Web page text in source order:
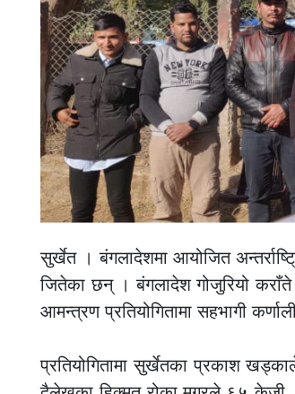
सुर्खेत । बंगलादेशमा आयोजित
जितेका छन् । बंगलादेश गोजुरियो
आमन्त्रण प्रतियोगितामा सहभागी
प्रतियोगितामा सुर्खेतका प्रकाश